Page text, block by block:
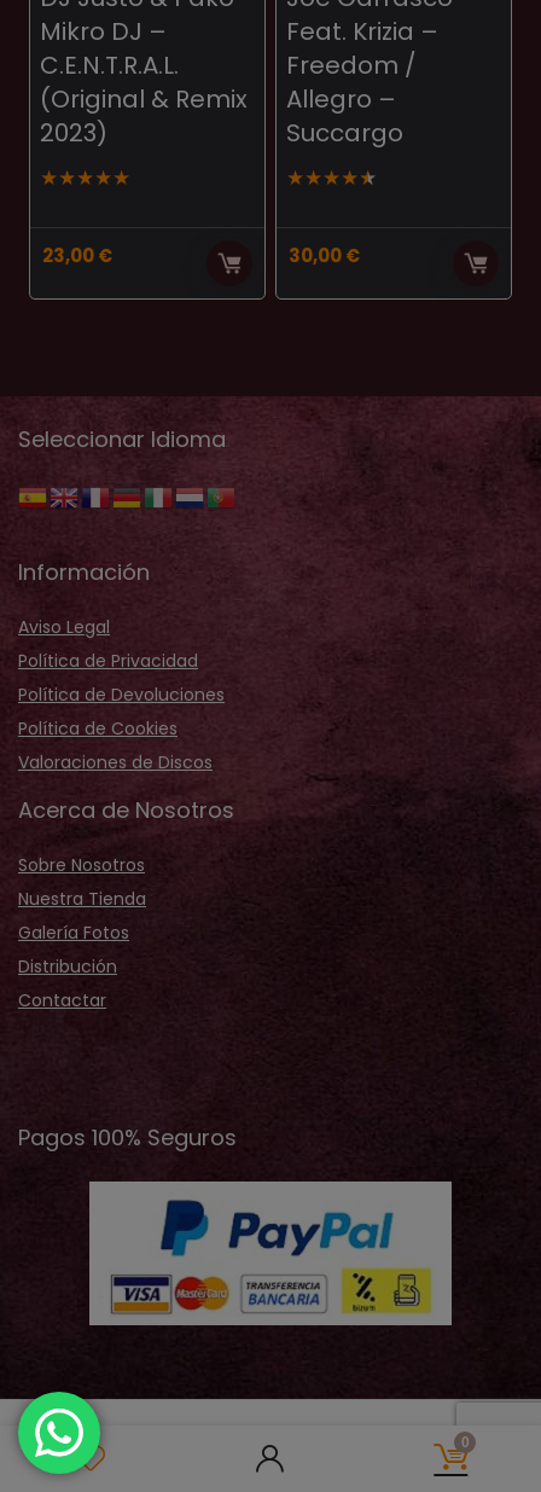
0
Mikro DJ –
C.E.N.T.R.A.L.
(Original & Remix
2023)
★★★★★
23,00€
Feat. Krizia –
Freedom /
Allegro –
Succargo
★★★★★
30,00€
Seleccionar Idioma
Información
Aviso Legal
Política de Privacidad
Política de Devoluciones
Política de Cookies
Valoraciones de Discos
Acerca de Nosotros
Sobre Nosotros
Nuestra Tienda
Galería Fotos
Distribución
Contactar
Pagos 100% Seguros
2019 © 2026 Cristina Records® - Todos los derechos
reservados | Design by JVelazquez